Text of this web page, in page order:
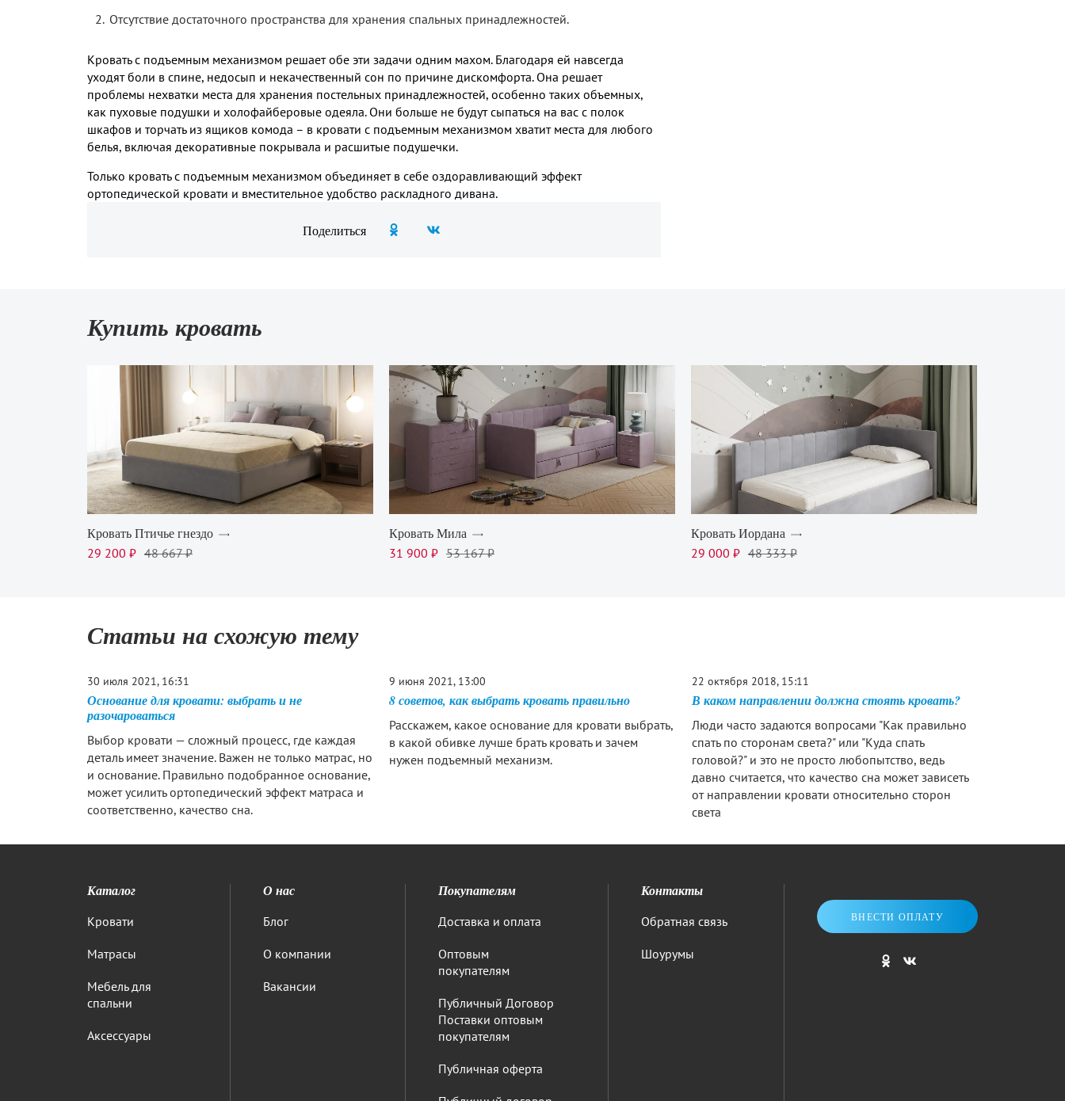
Отсутствие достаточного пространства для хранения спальных принадлежностей.
Кровать с подъемным механизмом решает обе эти задачи одним махом. Благодаря ей навсегда
уходят боли в спине, недосып и некачественный сон по причине дискомфорта. Она решает
проблемы нехватки места для хранения постельных принадлежностей, особенно таких объемных,
как пуховые подушки и холофайберовые одеяла. Они больше не будут сыпаться на вас с полок
шкафов и торчать из ящиков комода – в кровати с подъемным механизмом хватит места для любого
белья, включая декоративные покрывала и расшитые подушечки.
Только кровать с подъемным механизмом объединяет в себе оздоравливающий эффект
ортопедической кровати и вместительное удобство раскладного дивана.
Поделиться
Купить кровать
Кровать Птичье гнездо
29 200 ₽ 48 667 ₽
Кровать Мила
31 900 ₽ 53 167 ₽
Кровать Иордана
29 000 ₽ 48 333 ₽
Статьи на схожую тему
30 июля 2021, 16:31
Основание для кровати: выбрать и не
разочароваться
Выбор кровати — сложный процесс, где каждая
деталь имеет значение. Важен не только матрас, но
и основание. Правильно подобранное основание,
может усилить ортопедический эффект матраса и
соответственно, качество сна.
9 июня 2021, 13:00
8 советов, как выбрать кровать правильно
Расскажем, какое основание для кровати выбрать,
в какой обивке лучше брать кровать и зачем
нужен подъемный механизм.
22 октября 2018, 15:11
В каком направлении должна стоять кровать?
Люди часто задаются вопросами "Как правильно
спать по сторонам света?" или "Куда спать
головой?" и это не просто любопытство, ведь
давно считается, что качество сна может зависеть
от направлении кровати относительно сторон
света
Каталог
Кровати
Матрасы
Мебель для
спальни
Аксессуары
О нас
Блог
О компании
Вакансии
Покупателям
Доставка и оплата
Оптовым
покупателям
Публичный Договор
Поставки оптовым
покупателям
Публичная оферта
Контакты
Обратная связь
Шоурумы
ВНЕСТИ ОПЛАТУ